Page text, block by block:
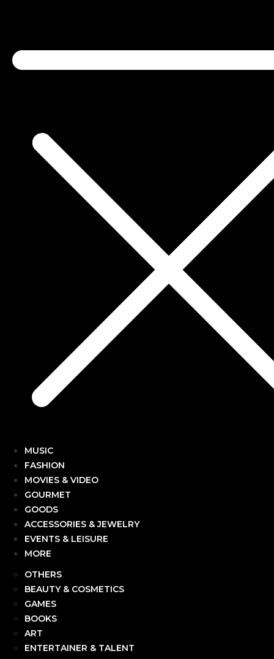
MUSIC
FASHION
MOVIES & VIDEO
GOURMET
GOODS
ACCESSORIES & JEWELRY
EVENTS & LEISURE
MORE
OTHERS
BEAUTY & COSMETICS
GAMES
BOOKS
ART
ENTERTAINER & TALENT